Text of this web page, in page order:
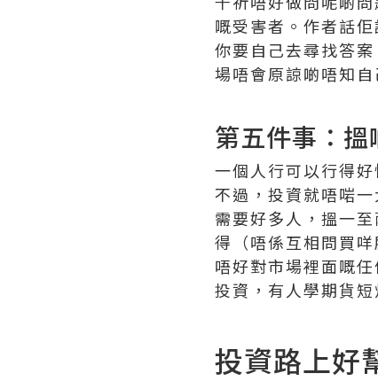
嘅受害者。作者話
你要自己去尋找答
場唔會原諒啲唔知自
第五件事：搵
一個人行可以行得
不過，投資就唔啱
需要好多人，搵一
得（唔係互相問買咩
唔好對市場裡面嘅
投資，有人學期貨
投資路上好